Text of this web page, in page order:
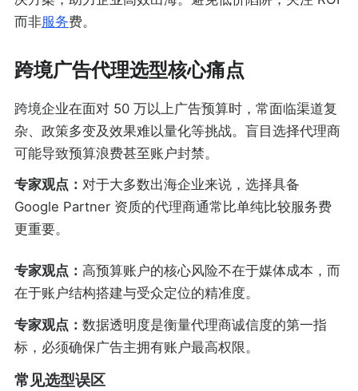
而非服务费。
跨境广告代理选型核心痛点
跨境企业在面对 50 万以上广告预算时，常面临渠道复
杂、政策多变及效果难以量化等挑战。盲目选择代理商
可能导致预算浪费甚至账户封禁。
专家观点： 对于大多数出海企业来说，选择具备
Google Partner 资质的代理商通常比单纯比较服务费
更重要。
专家观点： 高预算账户的核心风险不在于媒体成本，而
在于账户结构搭建与受众定位的精准度。
专家观点： 数据透明度是衡量代理商诚信度的第一指
标，必须确保广告主拥有账户最高权限。
常见选型误区